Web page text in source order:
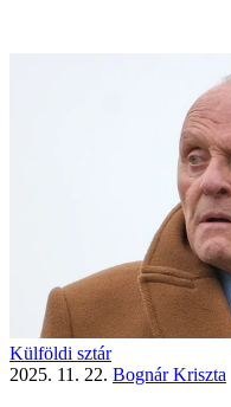
Külföldi sztár
2025. 11. 22. Bognár Kriszta